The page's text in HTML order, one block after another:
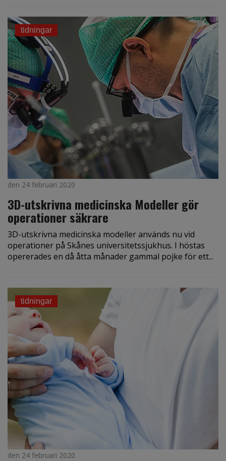
tidningar
den 24 februari 2020
3D-utskrivna medicinska Modeller gör
operationer säkrare
3D-utskrivna medicinska modeller används nu vid
operationer på Skånes universitetssjukhus. I höstas
opererades en då åtta månader gammal pojke för ett...
tidningar
den 24 februari 2020